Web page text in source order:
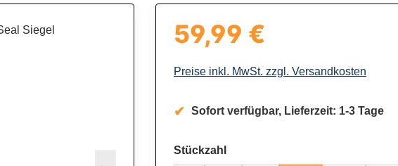
Regulärer Preis:
59,99 €
Preise inkl. MwSt. zzgl. Versandkosten
Sofort verfügbar, Lieferzeit: 1-3 Tage
Stückzahl auswählen